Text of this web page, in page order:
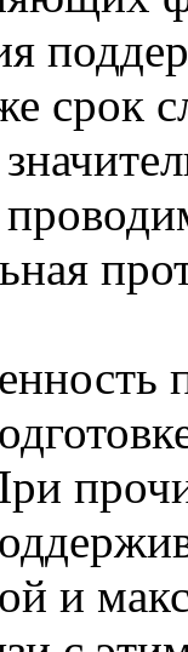
срок
и